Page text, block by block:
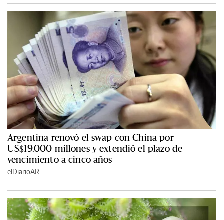
Argentina renovó el swap con China por
US$19.000 millones y extendió el plazo de
vencimiento a cinco años
elDiarioAR